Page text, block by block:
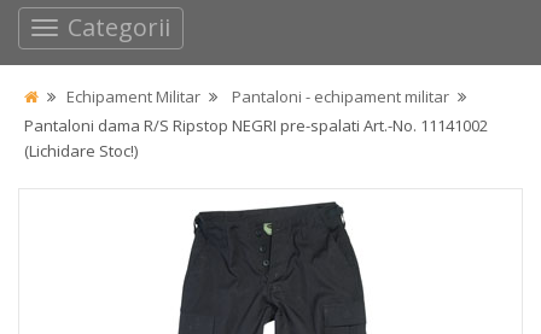
Categorii
Echipament Militar
Pantaloni - echipament militar
Pantaloni dama R/S Ripstop NEGRI pre-spalati Art.-No. 11141002
(Lichidare Stoc!)